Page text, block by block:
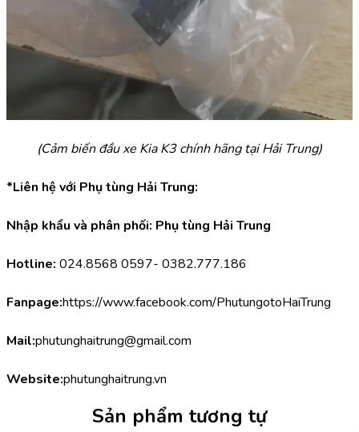
(Cảm biến đầu xe Kia K3 chính hãng tại Hải Trung)
*Liên hệ với Phụ tùng Hải Trung:
Nhập khẩu và phân phối: Phụ tùng Hải Trung
Hotline: 024.8568 0597- 0382.777.186
Fanpage:https://www.facebook.com/PhutungotoHaiTrung
Mail:phutunghaitrung@gmail.com
Website:phutunghaitrung.vn
Sản phẩm tương tự